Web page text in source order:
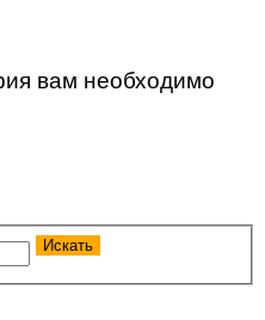
вам необходимо